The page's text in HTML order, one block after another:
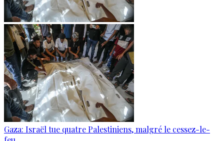
Gaza: Israël tue quatre Palestiniens, malgré le cessez-le-